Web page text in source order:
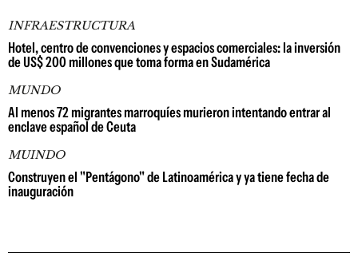
INFRAESTRUCTURA
Hotel, centro de convenciones y espacios comerciales: la inversión
de US$ 200 millones que toma forma en Sudamérica
MUNDO
Al menos 72 migrantes marroquíes murieron intentando entrar al
enclave español de Ceuta
MUINDO
Construyen el "Pentágono" de Latinoamérica y ya tiene fecha de
inauguración